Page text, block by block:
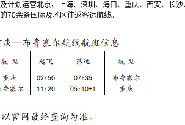
计划运营北京、上海、深圳、海口、重庆、西安、长
70余条国际及地区往返客运航线。